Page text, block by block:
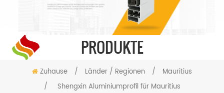
PRODUKTE
Zuhause / Länder / Regionen /
Mauritius
/
Shengxin Aluminiumprofil für Mauritius